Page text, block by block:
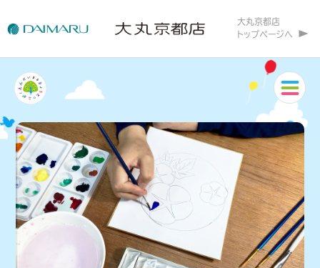
大丸京都店
トップページへ